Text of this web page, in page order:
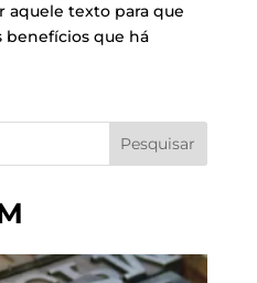
aquele texto para que
benefícios que há
Pesquisar